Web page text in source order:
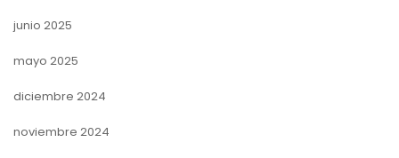
junio 2025
mayo 2025
diciembre 2024
noviembre 2024